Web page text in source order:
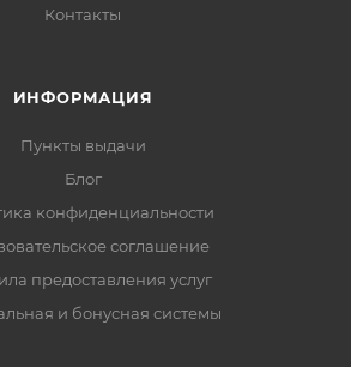
Контакты
ИНФОРМАЦИЯ
Пункты выдачи
Блог
конфиденциальности
соглашение
предоставления услуг
и бонусная системы